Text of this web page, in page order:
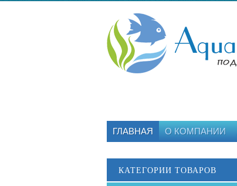
ГЛАВНАЯ О КОМПАНИИ
КАТЕГОРИИ ТОВАРОВ